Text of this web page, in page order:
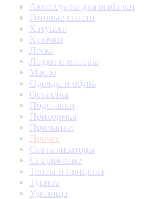
Аксессуары для рыбалки
Готовые снасти
Катушки
Крючки
Леска
Лодки и моторы
Масло
Одежда и обувь
Оснастка
Подставки
Прикормка
Приманки
Прочее
Сигнализаторы
Снаряжение
Тенты и прицепы
Туризм
Удилища